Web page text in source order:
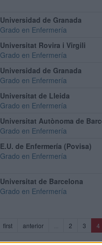
Universidad de Granada
Grado en Enfermería
Universitat Rovira i Virgili
Grado en Enfermería
Universidad de Granada
Grado en Enfermería
Universitat de Lleida
Grado en Enfermería
Universitat Autònoma de
Grado en Enfermería
E.U. de Enfermería (Povisa)
Grado en Enfermería
Universitat de Barcelona
Grado en Enfermería
first anterior 2 3 4